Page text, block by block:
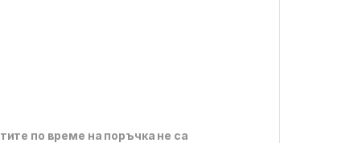
по време на поръчка не са